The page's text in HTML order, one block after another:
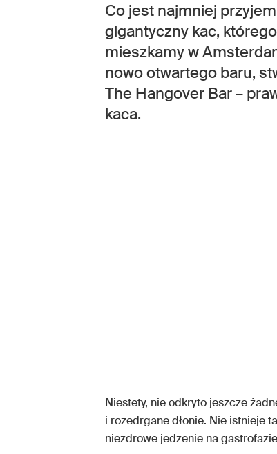
Co jest najmniej
gigantyczny kac,
mieszkamy w
nowo otwartego baru,
The Hangover Bar –
kaca.
Niestety, nie odkryto jeszcze
i rozedrgane dłonie. Nie istnieje
niezdrowe jedzenie na